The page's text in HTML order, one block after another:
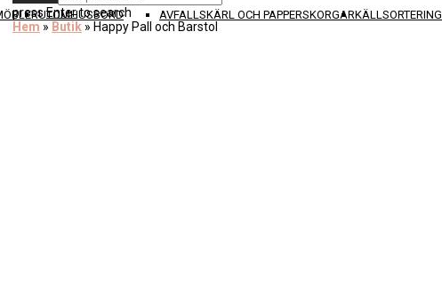
UTOMHUSBORD AVFALLSKÄRL OCH PAPPERSKORGARKÄLLSORTERING
pressEnterto search
Hem » Butik » Happy Pall och Barstol